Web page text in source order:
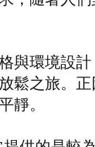
與環境設
鬆之旅。
。